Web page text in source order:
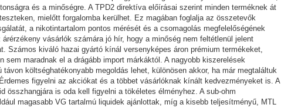
és a minőségre. A TPD2 direktíva előírásai szerint minden terméknek át
mielőtt forgalomba kerülhet. Ez magában foglalja az összetevők
a nikotintartalom pontos mérését és a csomagolás megfelelőségének
vásárlók számára jó hír, hogy a minőség nem feltétlenül jelent
Számos kiváló hazai gyártó kínál versenyképes áron prémium termékeket,
sem maradnak el a drágább import márkáktól. A nagyobb kiszerelések
távon költséghatékonyabb megoldás lehet, különösen akkor, ha már megtaláltuk
figyelni az akciókat és a többet vásárlóknak kínált kedvezményeket is. A
összhangjára is oda kell figyelni a tökéletes élményhez. A sub-ohm
magasabb VG tartalmú liquidek ajánlottak, míg a kisebb teljesítményű, MTL